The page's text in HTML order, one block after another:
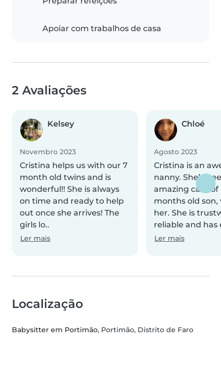
Apoiar com trabalhos de casa
2 Avaliações
Kelsey
Novembro 2023
Cristina helps us with our 7
month old twins and is
wonderful!! She is always
on time and ready to help
out once she arrives! The
girls lo..
Ler mais
Chloé
Agosto 2023
Cristina is an
nanny. She’s
amazing care of
months old son,
her. She is
reliable and has
Ler mais
Localização
Babysitter em Portimão, Portimão, Distrito de Faro